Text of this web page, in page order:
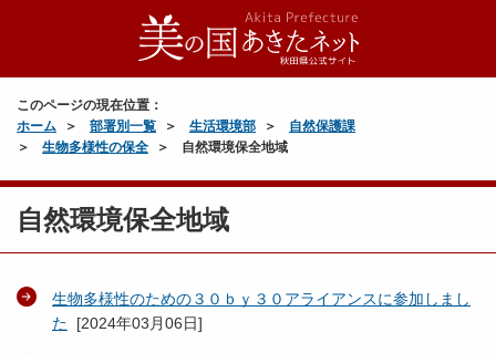
このページの現在位置：
ホーム
部署別一覧 生活環境部
自然保護課
生物多様性の保全
自然環境保全地域
自然環境保全地域
生物多様性のための３０ｂｙ３０アライアンスに参加しまし
た [2024年03月06日]